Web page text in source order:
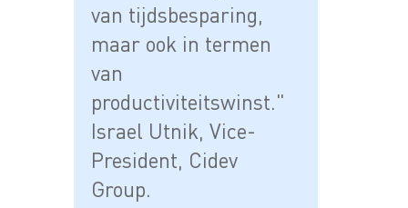
van tijdsbesparing,
maar ook in termen
van
productiviteitswinst."
Israel Utnik, Vice-
President, Cidev
Group.